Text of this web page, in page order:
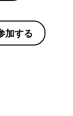
加する